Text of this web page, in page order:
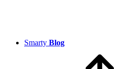
Smarty Blog